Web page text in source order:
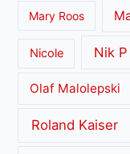
Mary Roos
Nicole Nik P
Olaf Malolepski
Roland Kaiser